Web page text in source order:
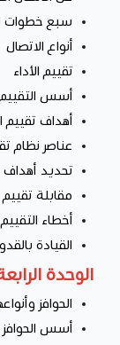
سبع خطوات
أنواع الاتصال
تقييم الأداء
أسس التقييم
أهداف تقييم
عناصر نظام
تحديد أهداف
مقابلة تقييم
أخطاء التقييم
القيادة
الوحدة
الحوافز
أسس الحوافز